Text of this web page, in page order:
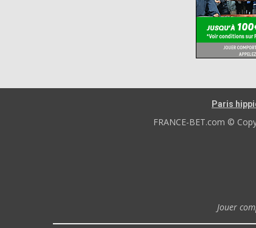
Paris
FRANCE-BET.com ©
Jouer